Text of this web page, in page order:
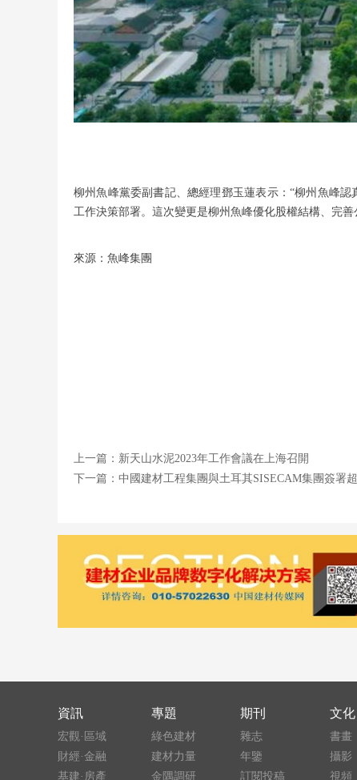
柳州魚峰黨委副書記、總經理鄧玉蓮表示：“柳州魚峰
工作決策部署。這次變更是柳州魚峰優化股權結構、完
來源：魚峰集團
上一篇：新天山水泥2023年工作會議在上海召開
下一篇：中國建材工程集團與土耳其SISECAM集團簽署
資訊
宏觀·區域
財經·金融
基建·房產
專題
綠色建材
建材力量
金隅調研
期刊
雜志
年鑒
訂閱投稿
文化
書畫
攝影
視頻